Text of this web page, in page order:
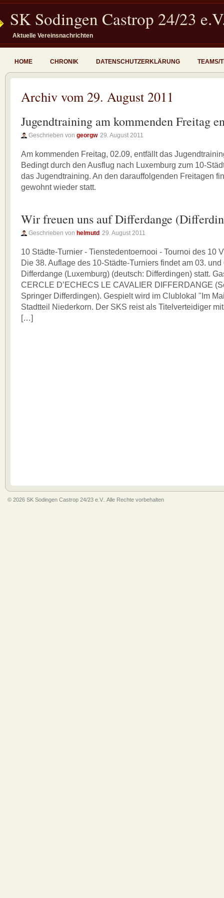
SK Sodingen Castrop 24/23
Aktuelle Vereinsnachrichten
HOME CHRONIK DATENSCHUTZERKLÄRUNG TEAMS/
Archiv vom 29. August 2011
Jugendtraining am kommenden Freitag
Geschrieben von georgw 29. August 2011
Am kommenden Freitag, 02.09, entfällt das
Bedingt durch den Ausflug nach Luxemburg zum 10-
das Jugendtraining. An den darauffolgenden Freitagen
gewohnt wieder statt.
Wir freuen uns auf Differdange
Geschrieben von helmutd 29. August 2011
10 Städte-Turnier - Tienstedentoernooi - Tournoi des 10
Die 38. Auflage des 10-Städte-Turniers findet am 03.
Differdange (Luxemburg) (deutsch: Differdingen) statt.
CERCLE D’ECHECS LE CAVALIER DIFFERDANGE
Springer Differdingen). Gespielt wird im Clublokal "Im
Stadtteil Niederkorn. Der SKS reist als Titelverteidiger
[…]
© 2026 SK Sodingen Castrop 24/23 e.V.. Alle Rechte vorbehalten